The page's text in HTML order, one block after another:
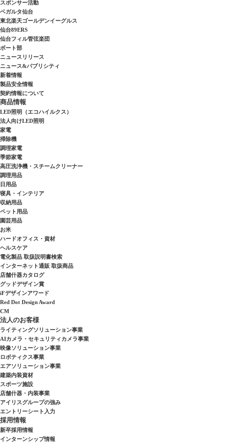
スポンサー活動
ベガルタ仙台
東北楽天ゴールデンイーグルス
仙台89ERS
仙台フィル管弦楽団
ボート部
ニュースリリース
ニュース&パブリシティ
新着情報
製品安全情報
契約情報について
商品情報
LED照明（エコハイルクス）
法人向けLED照明
家電
掃除機
調理家電
季節家電
高圧洗浄機・スチームクリーナー
調理用品
日用品
寝具・インテリア
収納用品
ペット用品
園芸用品
お米
ハードオフィス・資材
ヘルスケア
電化製品 取扱説明書検索
インターネット通販 取扱商品
店舗什器カタログ
グッドデザイン賞
iFデザインアワード
Red Dot Design Award
CM
法人のお客様
ライティングソリューション事業
AIカメラ・セキュリティカメラ事業
映像ソリューション事業
ロボティクス事業
エアソリューション事業
建築内装資材
スポーツ施設
店舗什器・内装事業
アイリスグループの強み
エントリーシート入力
採用情報
新卒採用情報
インターンシップ情報